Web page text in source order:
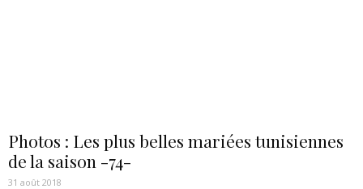
Photos : Les plus belles mariées tunisiennes
de la saison -74-
31 août 2018